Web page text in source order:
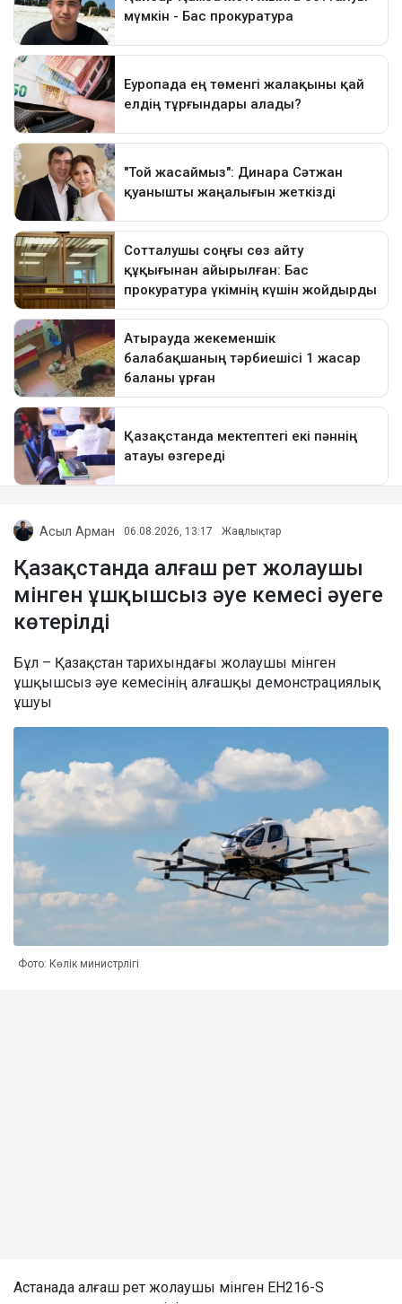
Асыл Арман 06.08.2026, 13:17 Жаңалықтар
Қазақстанда алғаш рет жолаушы
мінген ұшқышсыз әуе кемесі әуеге
көтерілді
Бұл – Қазақстан тарихындағы жолаушы мінген
ұшқышсыз әуе кемесінің алғашқы демонстрациялық
ұшуы
Фото: Көлік министрлігі
Астанада алғаш рет жолаушы мінген EH216-S